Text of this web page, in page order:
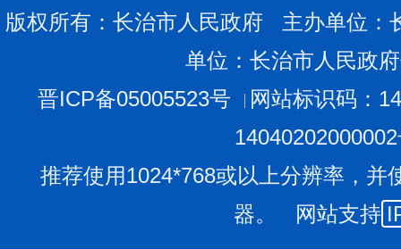
四、报名流程
本次征集见习人员采取现场对接方式。有意向者请于
证、毕业证原件及个人简历到长治市八一广场“就业见习
版权所有：长治市人民政府 主办单位
单位：长治市人民政
晋ICP备05005523号
网站标识码：
推荐使用1024*768或以上分辨率，并
器。 网站支持